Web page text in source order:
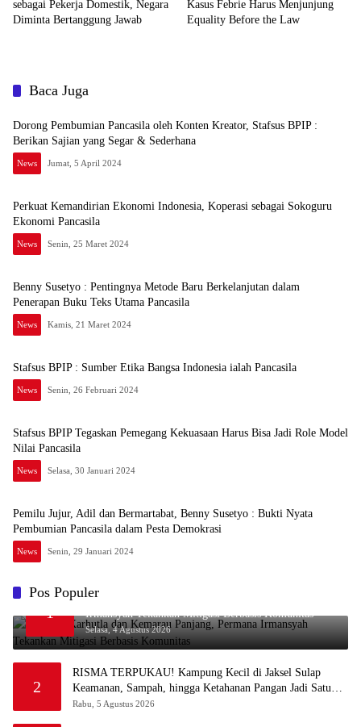
sebagai Pekerja Domestik, Negara
Diminta Bertanggung Jawab
Kasus Febrie Harus Menjunjung
Equality Before the Law
Baca Juga
Dorong Pembumian Pancasila oleh Konten Kreator, Stafsus BPIP :
Berikan Sajian yang Segar & Sederhana
News Jumat, 5 April 2024
Perkuat Kemandirian Ekonomi Indonesia, Koperasi sebagai Sokoguru
Ekonomi Pancasila
News Senin, 25 Maret 2024
Benny Susetyo : Pentingnya Metode Baru Berkelanjutan dalam
Penerapan Buku Teks Utama Pancasila
News Kamis, 21 Maret 2024
Stafsus BPIP : Sumber Etika Bangsa Indonesia ialah Pancasila
News Senin, 26 Februari 2024
Stafsus BPIP Tegaskan Pemegang Kekuasaan Harus Bisa Jadi Role Model
Nilai Pancasila
News Selasa, 30 Januari 2024
Pemilu Jujur, Adil dan Bermartabat, Benny Susetyo : Bukti Nyata
Pembumian Pancasila dalam Pesta Demokrasi
News Senin, 29 Januari 2024
Pos Populer
1
Waspada Karhutla dan Kemarau Panjang, Permana
Irmansyah Tekankan Mitigasi Berbasis Komunitas
Selasa, 4 Agustus 2026
2
RISMA TERPUKAU! Kampung Kecil di Jaksel Sulap
Keamanan, Sampah, hingga Ketahanan Pangan Jadi Satu
Sistem
Rabu, 5 Agustus 2026